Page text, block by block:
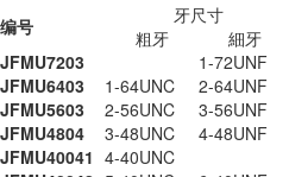
编号
牙尺寸
粗牙
細牙
JFMU7203
1-72UNF
JFMU6403
1-64UNC 2-64UNF
JFMU5603
2-56UNC 3-56UNF
JFMU4804
3-48UNC 4-48UNF
JFMU40041 4-40UNC